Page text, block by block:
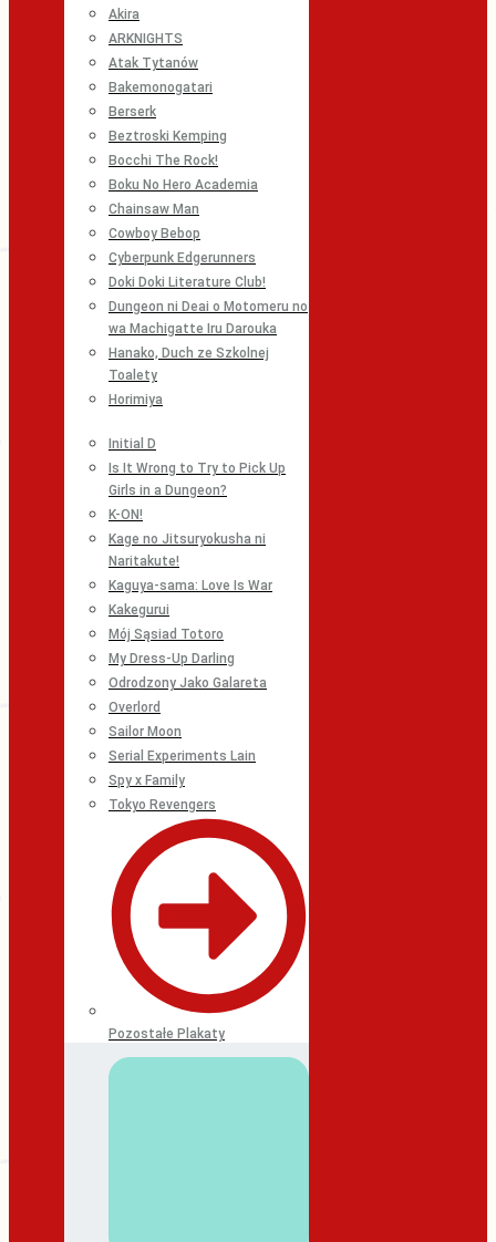
Akira
ARKNIGHTS
Atak Tytanów
Bakemonogatari
Berserk
Beztroski Kemping
Bocchi The Rock!
Boku No Hero Academia
Chainsaw Man
Cowboy Bebop
Cyberpunk Edgerunners
Doki Doki Literature Club!
Dungeon ni Deai o Motomeru no
wa Machigatte Iru Darouka
Hanako, Duch ze Szkolnej
Toalety
Horimiya
Initial D
Is It Wrong to Try to Pick Up
Girls in a Dungeon?
K-ON!
Kage no Jitsuryokusha ni
Naritakute!
Kaguya-sama: Love Is War
Kakegurui
Mój Sąsiad Totoro
My Dress-Up Darling
Odrodzony Jako Galareta
Overlord
Sailor Moon
Serial Experiments Lain
Spy x Family
Tokyo Revengers
Pozostałe Plakaty